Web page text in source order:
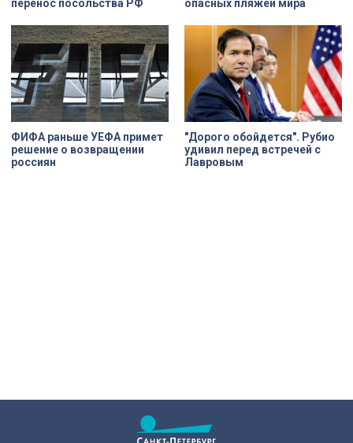
перенос посольства РФ
опасных пляжей мира
ФИФА раньше УЕФА примет
решение о возвращении
россиян
"Дорого обойдется". Рубио
удивил перед встречей с
Лавровым